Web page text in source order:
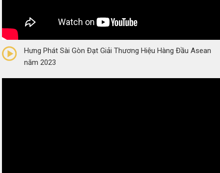
(0 Reviews)
Hưng Phát Sài Gòn Đạt Giải Thương Hiệu Hàng Đầu Asean
năm 2023